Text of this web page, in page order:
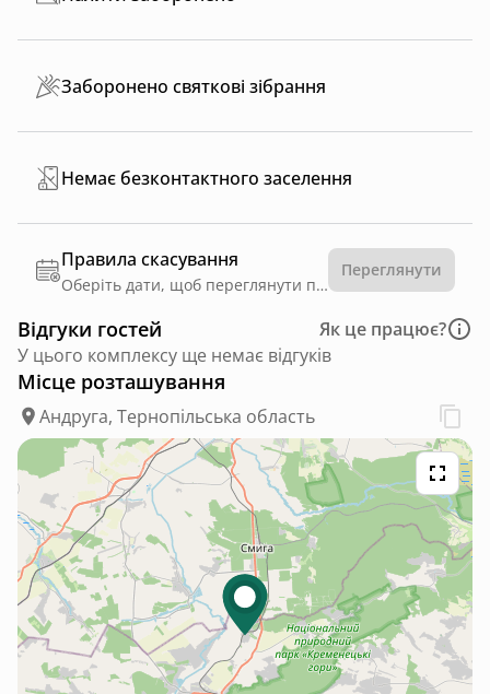
Заборонено святкові зібрання
Немає безконтактного заселення
Правила скасування
Оберіть дати, щоб переглянути правила
Переглянути
Відгуки гостей
Як це працює?
У цього комплексу ще немає відгуків
Місце розташування
Андруга, Тернопільська область